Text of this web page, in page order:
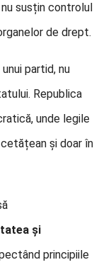
susțin controlul
de drept.
partid, nu
Republica
unde legile
și doar în
și
principiile